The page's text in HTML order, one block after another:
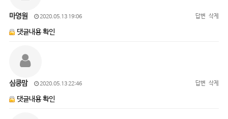
마영원 2020.05.13 19:06 답변 삭제
댓글내용 확인
심쿵맘 2020.05.13 22:46 답변 삭제
댓글내용 확인